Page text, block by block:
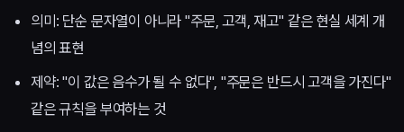
의미: 단순 문자열이 아니라 "주문, 고객, 재고" 같은 현실 세계 개
념의 표현
제약: "이 값은 음수가 될 수 없다", "주문은 반드시 고객을 가진다"
같은 규칙을 부여하는 것